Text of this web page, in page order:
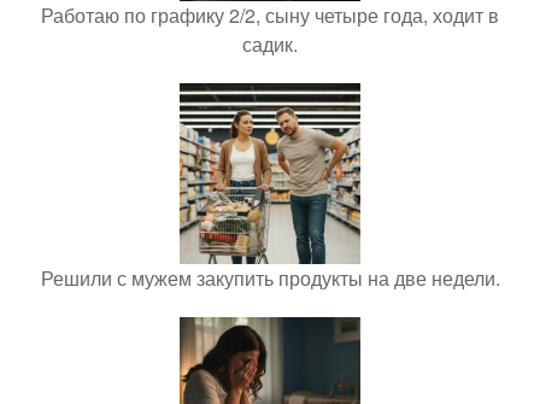
Работаю по графику 2/2, сыну четыре года, ходит в
садик.
Решили с мужем закупить продукты на две недели.